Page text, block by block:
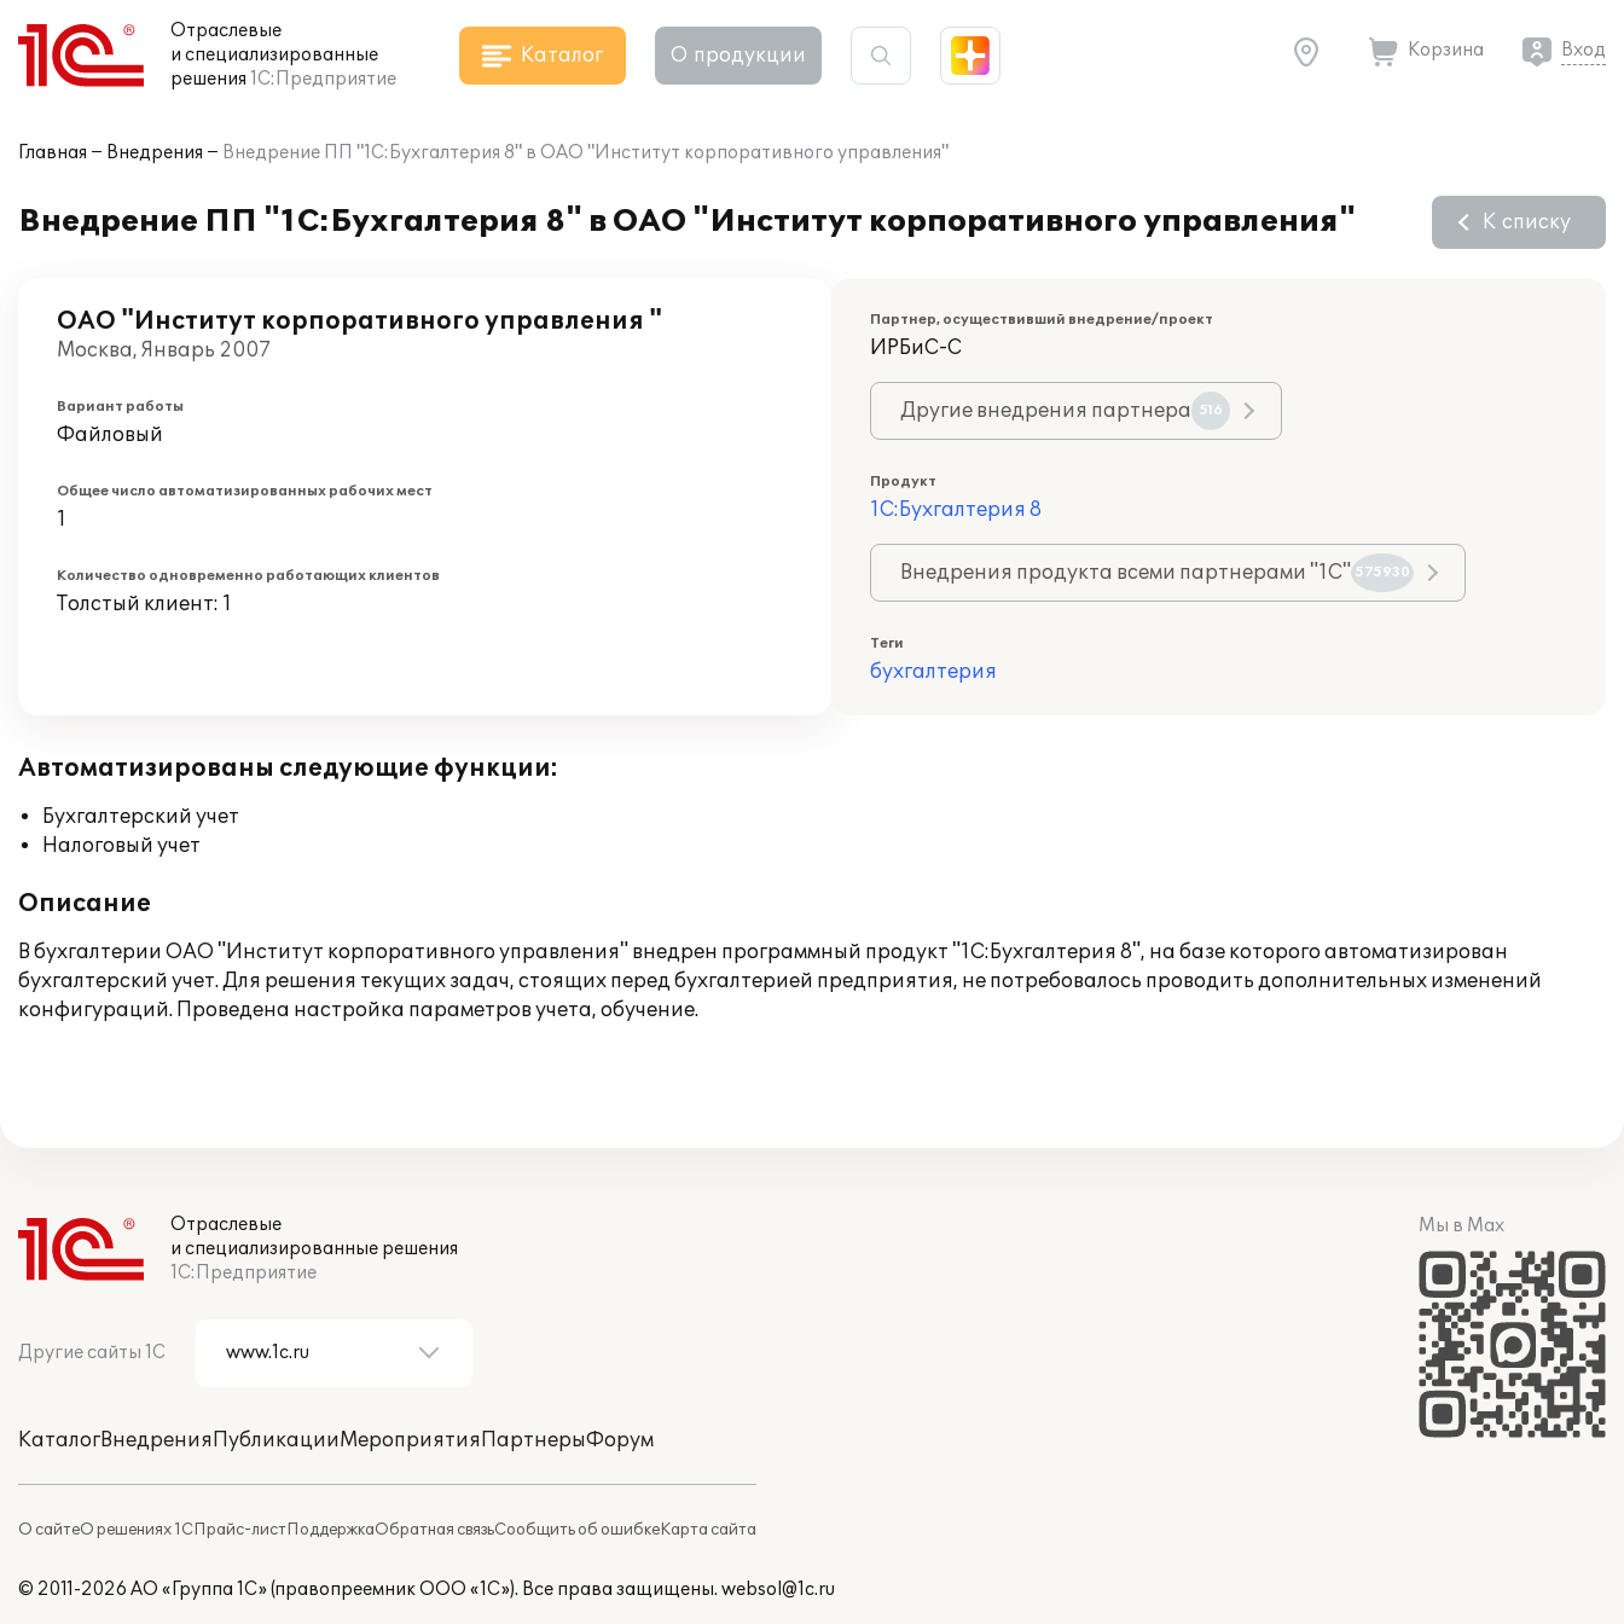
Отраслевые
и специализированные
решения 1С:Предприятие
Каталог О продукции Корзина Вход
Главная Внедрения Внедрение ПП "1С:Бухгалтерия 8" в ОАО "Институт корпоративного управления"
Внедрение ПП "1С:Бухгалтерия 8" в ОАО "Институт корпоративного управления" К списку
ОАО "Институт корпоративного управления "
Москва, Январь 2007
Вариант работы
Файловый
Общее число автоматизированных рабочих мест
1
Количество одновременно работающих клиентов
Толстый клиент: 1
Партнер, осуществивший внедрение/проект
ИРБиС-С
Другие внедрения партнера 516
Продукт
1С:Бухгалтерия 8
Внедрения продукта всеми партнерами "1С" 575930
Теги
бухгалтерия
Автоматизированы следующие функции:
Бухгалтерский учет
Налоговый учет
Описание
В бухгалтерии ОАО "Институт корпоративного управления" внедрен программный продукт "1С:Бухгалтерия 8", на базе которого автоматизирован
бухгалтерский учет. Для решения текущих задач, стоящих перед бухгалтерией предприятия, не потребовалось проводить дополнительных изменений
конфигураций. Проведена настройка параметров учета, обучение.
Отраслевые
и специализированные решения
1С:Предприятие
Другие сайты 1С
КаталогВнедренияПубликацииМероприятияПартнерыФорум
О сайтеО решениях 1СПрайс-листПоддержкаОбратная связьСообщить об ошибкеКарта сайта
Мы в Max
© 2011-2026 АО «Группа 1С» (правопреемник ООО «1С»). Все права защищены. websol@1c.ru